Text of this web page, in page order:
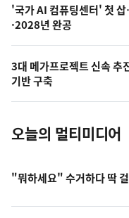
오
늘
의
사
진
'국가 AI 컴퓨팅센터' 첫
·2028년 완공
3대 메가프로젝트 신속
기반 구축
오늘의 멀티미디어
"뭐하세요" 수거하다 딱